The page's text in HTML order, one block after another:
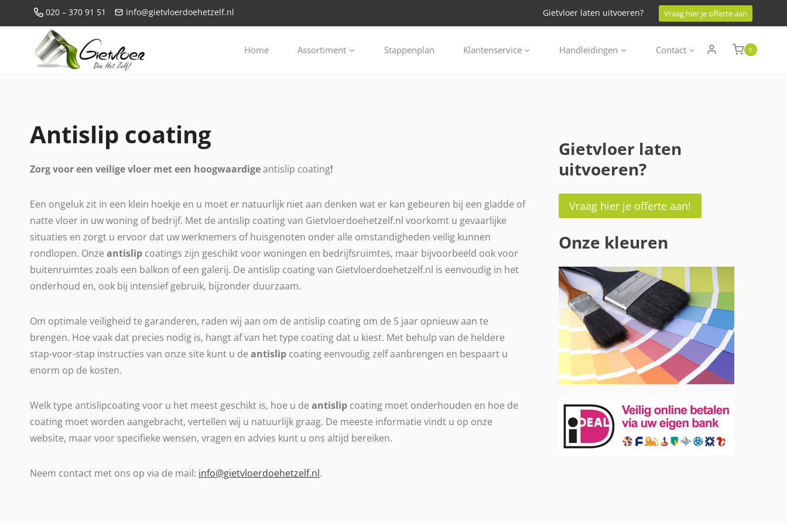
Doorgaan
naar
020 – 370 91 51 info@gietvloerdoehetzelf.nl Gietvloer laten uitvoeren? Vraag hier je offerte aan
Home Assortiment Stappenplan Klantenservice Handleidingen Contact 0
Antislip coating
Zorg voor een veilige vloer met een hoogwaardigeantislip coating!
Een ongeluk zit in een klein hoekje en u moet er natuurlijk niet aan denken wat er kan gebeuren bij een gladde of
natte vloer in uw woning of bedrijf. Met de antislip coating van Gietvloerdoehetzelf.nl voorkomt u gevaarlijke
situaties en zorgt u ervoor dat uw werknemers of huisgenoten onder alle omstandigheden veilig kunnen
rondlopen. Onze antislip coatings zijn geschikt voor woningen en bedrijfsruimtes, maar bijvoorbeeld ook voor
buitenruimtes zoals een balkon of een galerij. De antislip coating van Gietvloerdoehetzelf.nl is eenvoudig in het
onderhoud en, ook bij intensief gebruik, bijzonder duurzaam.
Om optimale veiligheid te garanderen, raden wij aan om de antislip coating om de 5 jaar opnieuw aan te
brengen. Hoe vaak dat precies nodig is, hangt af van het type coating dat u kiest. Met behulp van de heldere
stap-voor-stap instructies van onze site kunt u de antislip coating eenvoudig zelf aanbrengen en bespaart u
enorm op de kosten.
Welk type antislipcoating voor u het meest geschikt is, hoe u de antislip coating moet onderhouden en hoe de
coating moet worden aangebracht, vertellen wij u natuurlijk graag. De meeste informatie vindt u op onze
website, maar voor specifieke wensen, vragen en advies kunt u ons altijd bereiken.
Neem contact met ons op via de mail: info@gietvloerdoehetzelf.nl.
Gietvloer laten
uitvoeren?
Vraag hier je offerte aan!
Onze kleuren